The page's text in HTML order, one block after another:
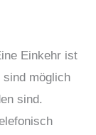
Einkehr ist
sind möglich
sind.